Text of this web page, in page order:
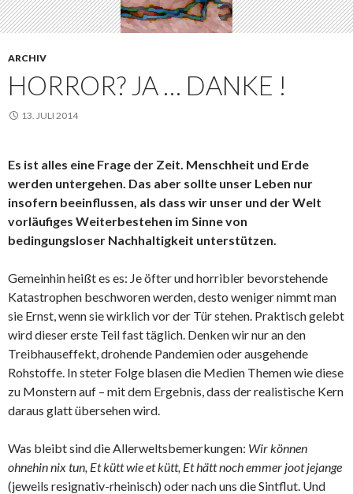
ARCHIV
HORROR? JA … DANKE !
13. JULI 2014
Es ist alles eine Frage der Zeit. Menschheit und Erde
werden untergehen. Das aber sollte unser Leben nur
insofern beeinflussen, als dass wir unser und der Welt
vorläufiges Weiterbestehen im Sinne von
bedingungsloser Nachhaltigkeit unterstützen.
Gemeinhin heißt es es: Je öfter und horribler bevorstehende
Katastrophen beschworen werden, desto weniger nimmt man
sie Ernst, wenn sie wirklich vor der Tür stehen. Praktisch gelebt
wird dieser erste Teil fast täglich. Denken wir nur an den
Treibhauseffekt, drohende Pandemien oder ausgehende
Rohstoffe. In steter Folge blasen die Medien Themen wie diese
zu Monstern auf – mit dem Ergebnis, dass der realistische Kern
daraus glatt übersehen wird.
Was bleibt sind die Allerweltsbemerkungen: Wir können
ohnehin nix tun, Et kütt wie et kütt, Et hätt noch emmer joot jejange
(jeweils resignativ-rheinisch) oder nach uns die Sintflut. Und